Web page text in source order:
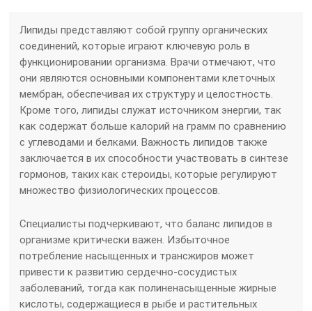
Липиды представляют собой группу органических
соединений, которые играют ключевую роль в
функционировании организма. Врачи отмечают, что
они являются основными компонентами клеточных
мембран, обеспечивая их структуру и целостность.
Кроме того, липиды служат источником энергии, так
как содержат больше калорий на грамм по сравнению
с углеводами и белками. Важность липидов также
заключается в их способности участвовать в синтезе
гормонов, таких как стероиды, которые регулируют
множество физиологических процессов.
Специалисты подчеркивают, что баланс липидов в
организме критически важен. Избыточное
потребление насыщенных и трансжиров может
привести к развитию сердечно-сосудистых
заболеваний, тогда как полиненасыщенные жирные
кислоты, содержащиеся в рыбе и растительных